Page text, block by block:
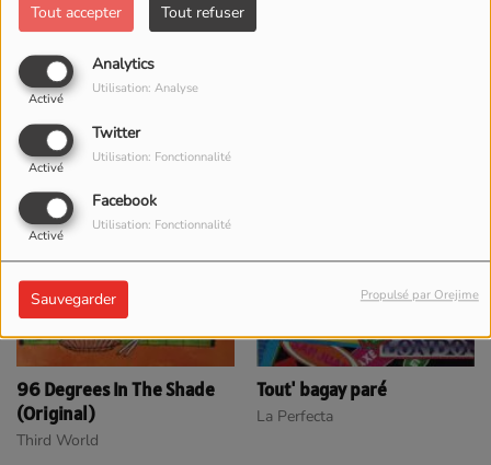
Tout accepter Tout refuser
Analytics
Activé
Utilisation: Analyse
Twitter
Activé
Utilisation: Fonctionnalité
Facebook
Activé
Utilisation: Fonctionnalité
Sauvegarder Propulsé par Orejime
Satisfaction
Kassav'
96 Degrees In The Shade
(Original)
Third World
Tout' bagay paré
La Perfecta